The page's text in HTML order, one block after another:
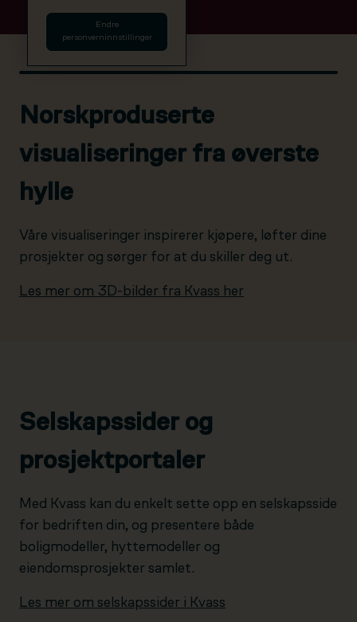
Endre
personverninnstillinger
Norskproduserte
visualiseringer fra øverste
hylle
Våre visualiseringer inspirerer kjøpere, løfter dine
prosjekter og sørger for at du skiller deg ut.
Les mer om 3D-bilder fra Kvass her
Selskapssider og
prosjektportaler
Med Kvass kan du enkelt sette opp en selskapsside
for bedriften din, og presentere både
boligmodeller, hyttemodeller og
eiendomsprosjekter samlet.
Les mer om selskapssider i Kvass